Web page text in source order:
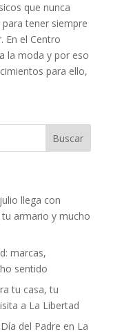
que nunca
tener siempre
En el Centro
la moda y por eso
para ello,
llega con
armario y mucho
marcas,
sentido
tu casa, tu
a La Libertad
del Padre en La